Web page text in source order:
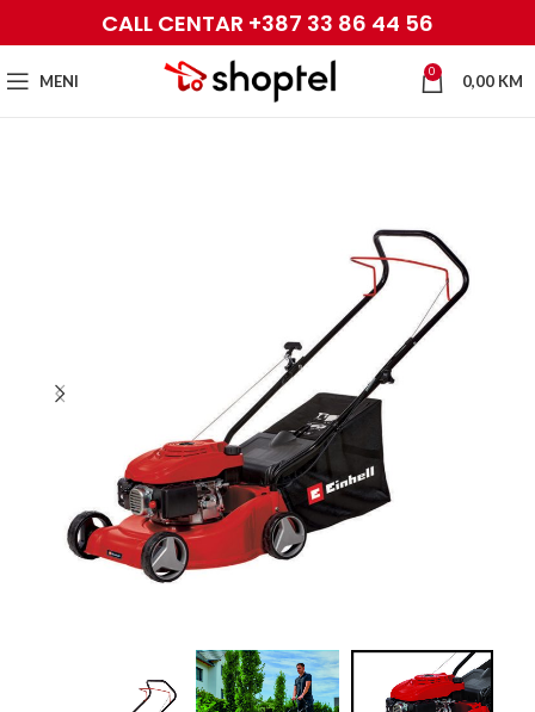
CALL CENTAR +387 33 86 44 56
MENI 0 0,00 KM